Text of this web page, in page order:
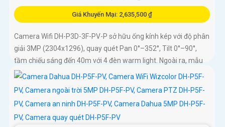
Giá Khuyến Mại: 2,635,500 ₫
Camera Wifi DH-P3D-3F-PV-P sở hữu ống kính kép với độ phân
giải 3MP (2304x1296), quay quét Pan 0°–352°, Tilt 0°–90°,
tầm chiếu sáng đến 40m với 4 đèn warm light. Ngoài ra, mẫu
camera này còn đạt chuẩn chống nước IP66, hỗ trợ thẻ nhớ tối